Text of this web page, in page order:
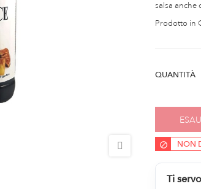
salsa anche
Prodotto in
QUANTITÀ
NON
Ti